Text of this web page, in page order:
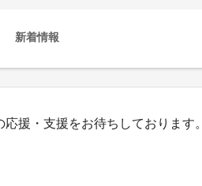
新着情報
援・支援をお待ちしております。